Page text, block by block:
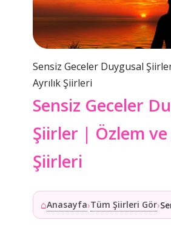
Sensiz Geceler Duygusal
Ayrılık Şiirleri
Sensiz Geceler
Şiirler | Özlem ve
Şiirleri
⌂Anasayfa›Tüm Şiirleri Gör›